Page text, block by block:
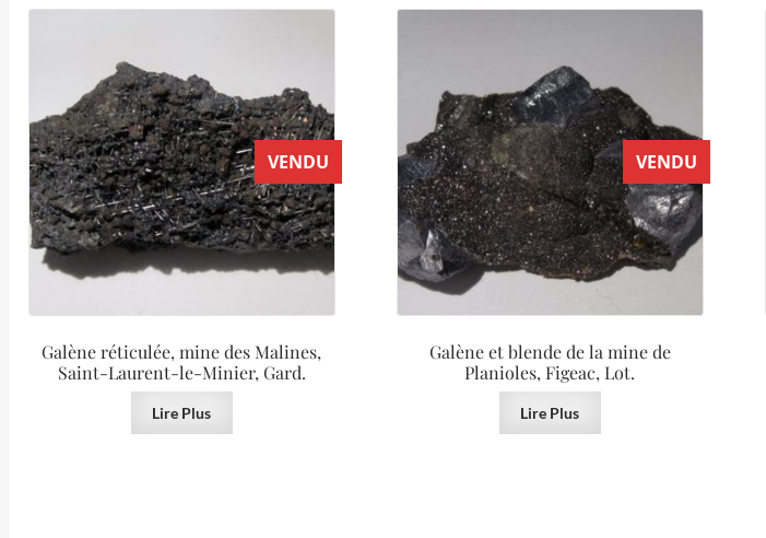
VENDU
Galène réticulée, mine des Malines,
Saint-Laurent-le-Minier, Gard.
Lire Plus
VENDU
Galène et blende de la mine de
Planioles, Figeac, Lot.
Lire Plus